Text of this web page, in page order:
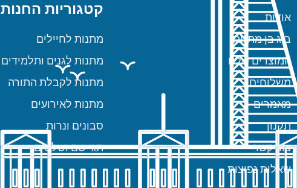
אודות
ביג בן מתנות
המוצרים שלנו
משלוחים
מאמרים
תקנון
צור קשר
שאלות נפוצות
קטגוריות החנות
מתנות לחיילים
מתנות לגנים ותלמידים
מתנות לקבלת התורה
מתנות לאירועים
סבונים ונרות
תגי שם ושלטים